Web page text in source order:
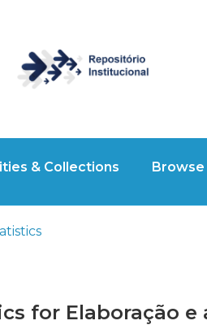
& Collections
for Elaboração e